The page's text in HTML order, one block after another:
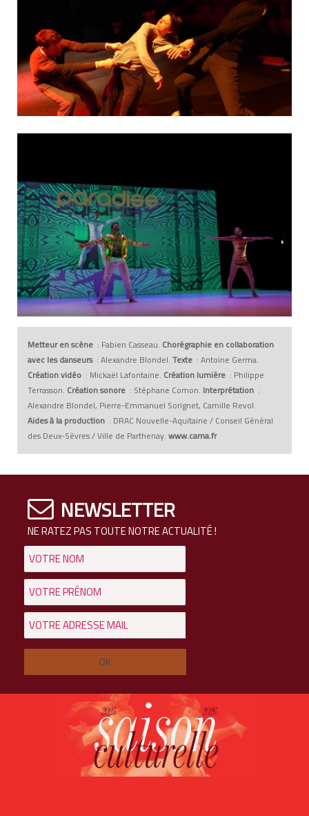
Metteur en scène : Fabien Casseau. Chorégraphie en collaboration
avec les danseurs: Alexandre Blondel. Texte : Antoine Germa.
Création vidéo : Mickaël Lafontaine. Création lumière : Philippe
Terrasson. Création sonore : Stéphane Comon. Interprétation :
Alexandre Blondel, Pierre-Emmanuel Sorignet, Camille Revol.
Aides à la production : DRAC Nouvelle-Aquitaine / Conseil Général
des Deux-Sèvres / Ville de Parthenay. www.carna.fr
NEWSLETTER
NE RATEZ PAS TOUTE NOTRE ACTUALITÉ !